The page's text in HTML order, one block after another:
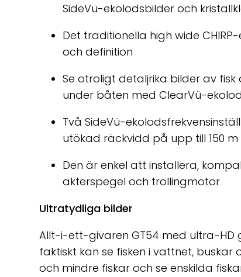
SideVü-ekolodsbilder och
Det traditionella high wide
och definition
Se otroligt detaljrika bilder av
under båten med ClearVü-
Två SideVü-
utökad räckvidd på upp till 150
Den är enkel att installera,
akterspegel och trollingmotor
Ultratydliga bilder
Allt-i-ett-givaren GT54 med ultra-
faktiskt kan se fisken i vattnet, buskar
och mindre fiskar och se enskilda